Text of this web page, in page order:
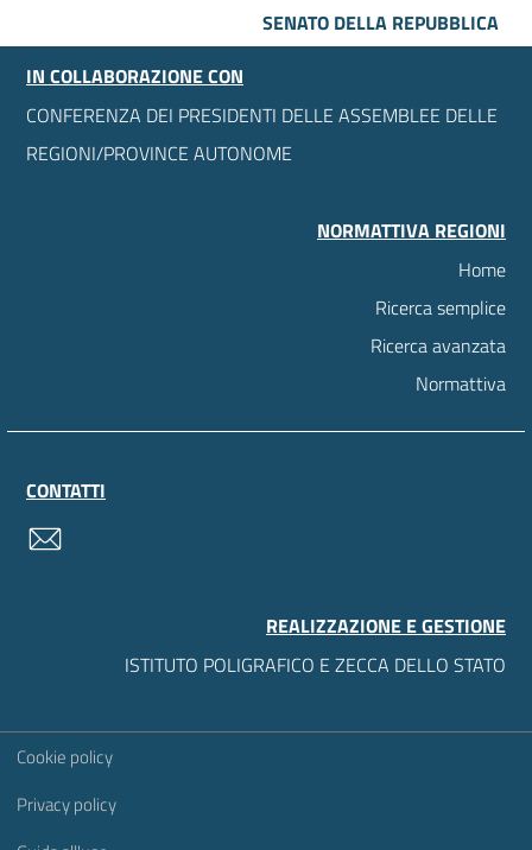
SENATO DELLA REPUBBLICA
IN COLLABORAZIONE CON
CONFERENZA DEI PRESIDENTI DELLE ASSEMBLEE DELLE
REGIONI/PROVINCE AUTONOME
NORMATTIVA REGIONI
Home
Ricerca semplice
Ricerca avanzata
Normattiva
CONTATTI
REALIZZAZIONE E GESTIONE
ISTITUTO POLIGRAFICO E ZECCA DELLO STATO
Sezione Link Utili
Cookie policy
Privacy policy